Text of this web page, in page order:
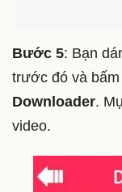
Bước 5: Bạn
trước đó và bấm
Downloader.
video.